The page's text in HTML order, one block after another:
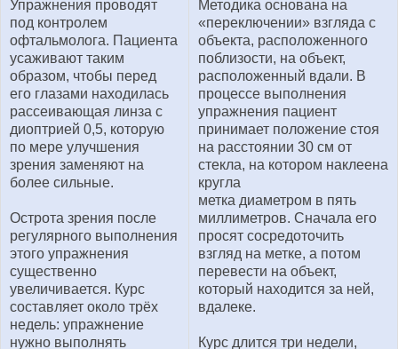
Упражнения проводят
под контролем
офтальмолога. Пациента
усаживают таким
образом, чтобы перед
его глазами находилась
рассеивающая линза с
диоптрией 0,5, которую
по мере улучшения
зрения заменяют на
более сильные.
Острота зрения после
регулярного выполнения
этого упражнения
существенно
увеличивается. Курс
составляет около трёх
недель: упражнение
нужно выполнять
Методика основана на
«переключении» взгляда с
объекта, расположенного
поблизости, на объект,
расположенный вдали. В
процессе выполнения
упражнения пациент
принимает положение стоя
на расстоянии 30 см от
стекла, на котором наклеена
кругла
метка диаметром в пять
миллиметров. Сначала его
просят сосредоточить
взгляд на метке, а потом
перевести на объект,
который находится за ней,
вдалеке.
Курс длится три недели,